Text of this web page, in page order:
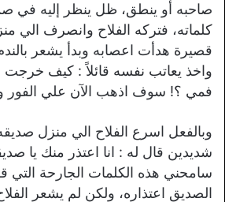
صاحبه أو ينطق، ظل ينظر إليه في
كلماته، فتركه الفلاح وانصرف الي
قصيرة هدأت اعصابه وبدأ يشعر
واخذ يعاتب نفسه قائلاً : كيف خرجت
فمي ؟! سوف اذهب الآن علي الفور
وبالفعل اسرع الفلاح الي منزل
شديدين قال له : انا اعتذر منك يا
سامحني هذه الكلمات الجارحة التي
الصديق اعتذاره، ولكن لم يشعر